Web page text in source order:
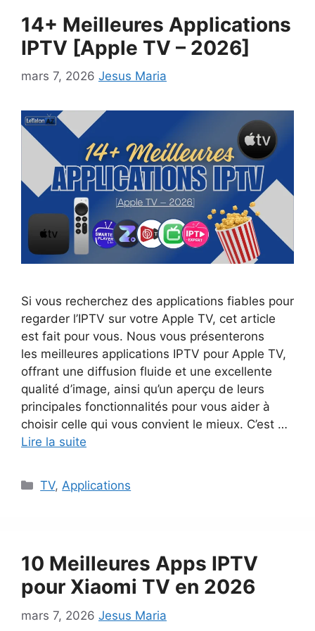
14+ Meilleures Applications
IPTV [Apple TV – 2026]
mars 7, 2026 Jesus Maria
Si vous recherchez des applications fiables pour
regarder l’IPTV sur votre Apple TV, cet article
est fait pour vous. Nous vous présenterons
les meilleures applications IPTV pour Apple TV,
offrant une diffusion fluide et une excellente
qualité d’image, ainsi qu’un aperçu de leurs
principales fonctionnalités pour vous aider à
choisir celle qui vous convient le mieux. C’est …
Lire la suite
Catégories
TV,Applications
10 Meilleures Apps IPTV
pour Xiaomi TV en 2026
mars 7, 2026 Jesus Maria